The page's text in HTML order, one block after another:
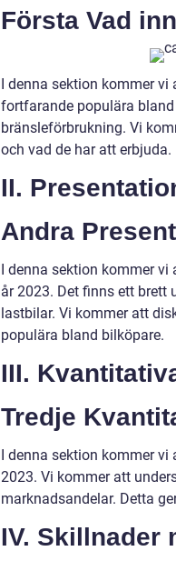
Första Vad
I denna sektion kommer
fortfarande populära
bränsleförbrukning. Vi
och vad de har att erbjuda.
II.
Andra
I denna sektion kommer
år 2023. Det finns ett brett
lastbilar. Vi kommer att
populära bland bilköpare.
III.
Tredje
I denna sektion kommer
2023. Vi kommer att
marknadsandelar. Detta
IV. Skillnader